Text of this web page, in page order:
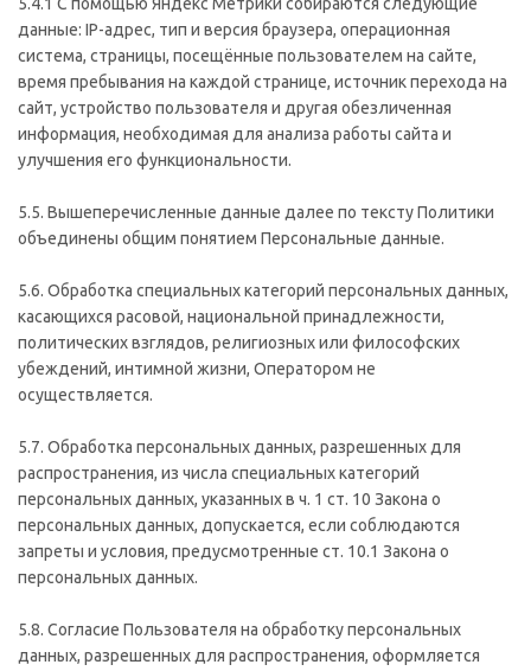
данные: IP-адрес, тип и версия браузера, операционная
система, страницы, посещённые пользователем на сайте,
время пребывания на каждой странице, источник перехода на
сайт, устройство пользователя и другая обезличенная
информация, необходимая для анализа работы сайта и
улучшения его функциональности.
5.5. Вышеперечисленные данные далее по тексту Политики
объединены общим понятием Персональные данные.
5.6. Обработка специальных категорий персональных данных,
касающихся расовой, национальной принадлежности,
политических взглядов, религиозных или философских
убеждений, интимной жизни, Оператором не
осуществляется.
5.7. Обработка персональных данных, разрешенных для
распространения, из числа специальных категорий
персональных данных, указанных в ч. 1 ст. 10 Закона о
персональных данных, допускается, если соблюдаются
запреты и условия, предусмотренные ст. 10.1 Закона о
персональных данных.
5.8. Согласие Пользователя на обработку персональных
данных, разрешенных для распространения, оформляется